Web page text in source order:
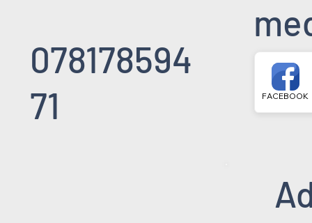
078178594
71
FACEBOOK